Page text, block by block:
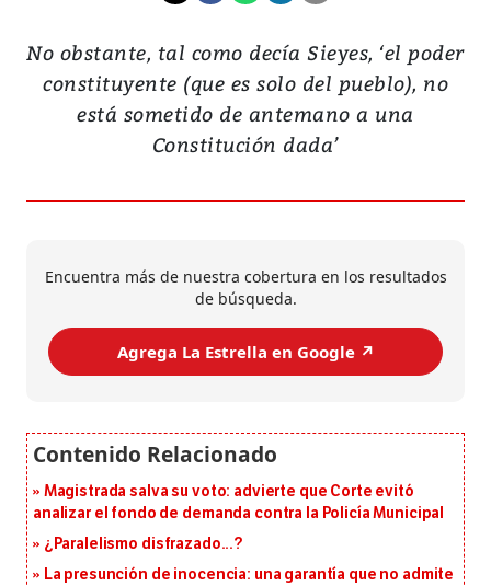
No obstante, tal como decía Sieyes, ‘el poder
constituyente (que es solo del pueblo), no
está sometido de antemano a una
Constitución dada’
Encuentra más de nuestra cobertura en los resultados
de búsqueda.
Agrega La Estrella en Google ↗️
Magistrada salva su voto: advierte que Corte evitó
analizar el fondo de demanda contra la Policía Municipal
¿Paralelismo disfrazado...?
La presunción de inocencia: una garantía que no admite